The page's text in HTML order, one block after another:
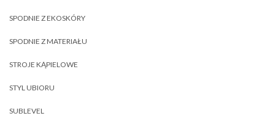
SPODNIE Z EKOSKÓRY
SPODNIE Z MATERIAŁU
STROJE KĄPIELOWE
STYL UBIORU
SUBLEVEL